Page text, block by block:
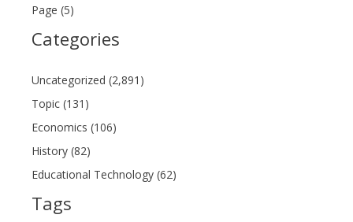
Page (5)
Categories
Uncategorized (2,891)
Topic (131)
Economics (106)
History (82)
Educational Technology (62)
Tags